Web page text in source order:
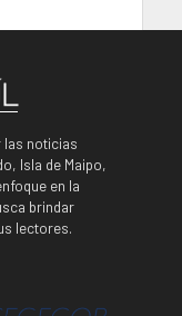
las noticias
Isla de Maipo,
en la
brindar
lectores.